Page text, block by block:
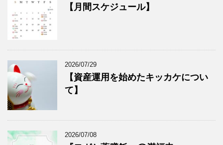
【月間スケジュール】
2026/07/29
【資産運用を始めたキッカケについ
て】
2026/07/08